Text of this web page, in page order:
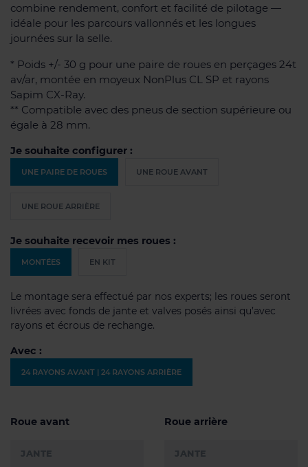
combine rendement, confort et facilité de pilotage —
idéale pour les parcours vallonnés et les longues
journées sur la selle.
* Poids +/- 30 g pour une paire de roues en perçages 24t
av/ar, montée en moyeux NonPlus CL SP et rayons
Sapim CX-Ray.
** Compatible avec des pneus de section supérieure ou
égale à 28 mm.
Je souhaite configurer :
UNE PAIRE DE ROUES UNE ROUE AVANT
UNE ROUE ARRIÈRE
Je souhaite recevoir mes roues :
MONTÉES EN KIT
Le montage sera effectué par nos experts; les roues seront
livrées avec fonds de jante et valves posés ainsi qu’avec
rayons et écrous de rechange.
Avec :
24 RAYONS AVANT | 24 RAYONS ARRIÈRE
Roue avant
JANTE
Roue arrière
JANTE